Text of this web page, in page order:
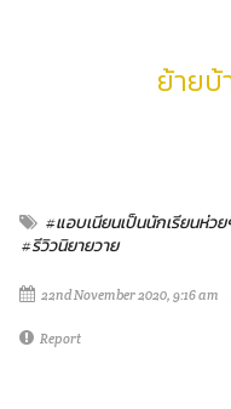
ย้ายบ้
#แอบเนียนเป็นนักเรียนห่วย
#รีวิวนิยายวาย
22nd November 2020, 9:16 am
Report